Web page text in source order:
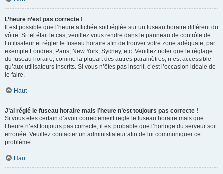
L’heure n’est pas correcte !
Il est possible que l’heure affichée soit réglée sur un fuseau horaire différent du
vôtre. Si tel était le cas, veuillez vous rendre dans le panneau de contrôle de
l’utilisateur et régler le fuseau horaire afin de trouver votre zone adéquate, par
exemple Londres, Paris, New York, Sydney, etc. Veuillez noter que le réglage
du fuseau horaire, comme la plupart des autres paramètres, n’est accessible
qu’aux utilisateurs inscrits. Si vous n’êtes pas inscrit, c’est l’occasion idéale de
le faire.
Haut
J’ai réglé le fuseau horaire mais l’heure n’est toujours pas correcte !
Si vous êtes certain d’avoir correctement réglé le fuseau horaire mais que
l’heure n’est toujours pas correcte, il est probable que l’horloge du serveur soit
erronée. Veuillez contacter un administrateur afin de lui communiquer ce
problème.
Haut